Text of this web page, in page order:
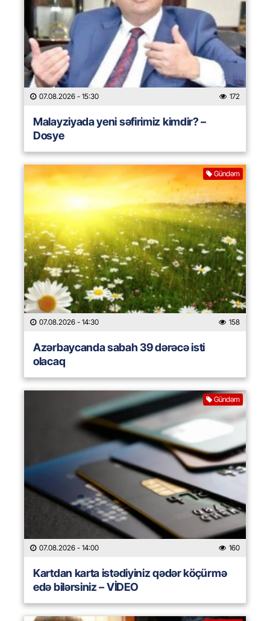
07.08.2026 - 15:30 172
Malayziyada yeni səfirimiz kimdir? –
Dosye
Gündəm
07.08.2026 - 14:30 158
Azərbaycanda sabah 39 dərəcə isti
olacaq
Gündəm
07.08.2026 - 14:00 160
Kartdan karta istədiyiniz qədər köçürmə
edə bilərsiniz – VİDEO